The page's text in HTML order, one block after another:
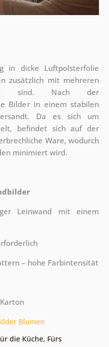
in dicke Luftpolsterfolie
zusätzlich mit mehreren
sind. Nach der
Bilder in einem stabilen
Da es sich um
befindet sich auf der
Ware, wodurch
minimiert wird.
Leinwand mit einem
– hohe Farbintensität
Blumen
die Küche, Fürs